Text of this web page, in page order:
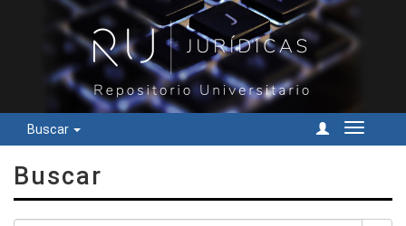
Buscar
Cambiar
Buscar